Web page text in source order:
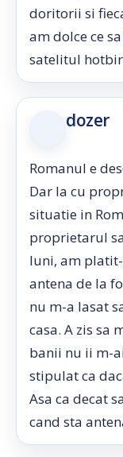
doritorii si
am dolce ce
satelitul
dozer
Romanul e
Dar la cu
situatie in
proprietarul
luni, am
antena de la
nu m-a lasat
casa. A zis sa
banii nu ii m-
stipulat ca
Asa ca decat
cand sta